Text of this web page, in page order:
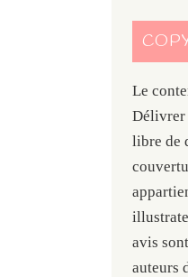
Le
Délivrer
libre de
avis
auteurs